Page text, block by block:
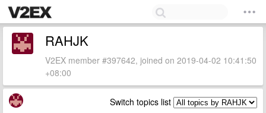
RAHJK
V2EX member #397642, joined on 2019-04-02 10:41:50
+08:00
Switch topics list